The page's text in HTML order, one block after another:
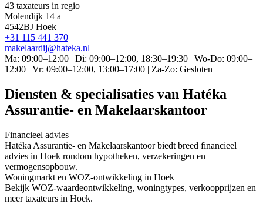
43 taxateurs in regio
Molendijk 14 a
4542BJ Hoek
+31 115 441 370
makelaardij@hateka.nl
Ma: 09:00–12:00 | Di: 09:00–12:00, 18:30–19:30 | Wo-Do: 09:00–
12:00 | Vr: 09:00–12:00, 13:00–17:00 | Za-Zo: Gesloten
Diensten & specialisaties van Hatéka
Assurantie- en Makelaarskantoor
Financieel advies
Hatéka Assurantie- en Makelaarskantoor biedt breed financieel
advies in Hoek rondom hypotheken, verzekeringen en
vermogensopbouw.
Woningmarkt en WOZ-ontwikkeling in Hoek
Bekijk WOZ-waardeontwikkeling, woningtypes, verkoopprijzen en
meer taxateurs in Hoek.